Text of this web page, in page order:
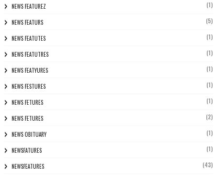
NEWS FEATUREZ (1)
NEWS FEATURS (5)
NEWS FEATUTES (1)
NEWS FEATUTRES (1)
NEWS FEATYURES (1)
NEWS FESTURES (1)
NEWS FETURES (1)
NEWS FETURES (2)
NEWS OBITUARY (1)
NEWSFATURES (1)
NEWSFEATURES (43)